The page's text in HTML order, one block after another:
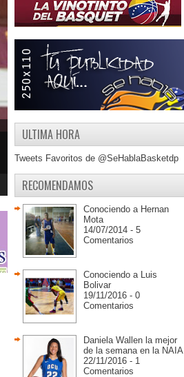
ULTIMA HORA
Tweets Favoritos de @SeHablaBasketdp
RECOMENDAMOS
Conociendo a Hernan
Mota
14/07/2014 - 5
Comentarios
Conociendo a Luis
Bolivar
19/11/2016 - 0
Comentarios
Daniela Wallen la mejor
de la semana en la NAIA
22/11/2016 - 1
Comentarios